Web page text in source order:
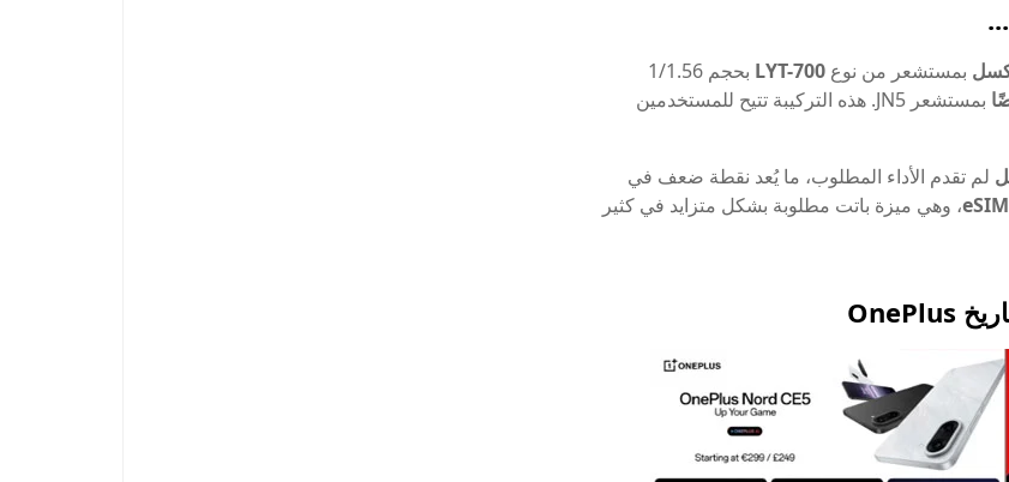
بمستشعر من نوع LYT-700
بحجم 1/1.56
بمستشعر JN5. هذه التركيبة تتيح للمستخدمين
لم تقدم الأداء المطلوب، ما يُعد نقطة ضعف في
eSIM، وهي ميزة باتت مطلوبة بشكل متزايد في كثير